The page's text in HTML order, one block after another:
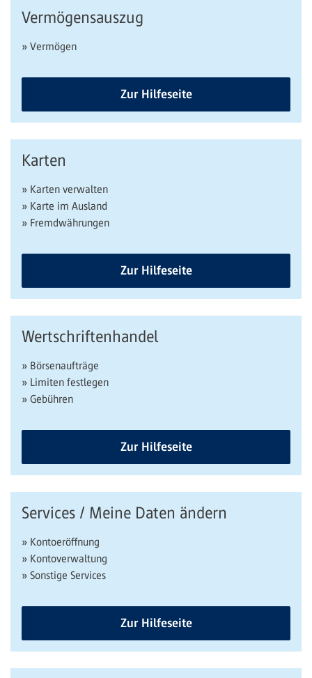
Vermögensauszug
» Vermögen
Zur Hilfeseite
Karten
» Karten verwalten
» Karte im Ausland
» Fremdwährungen
Zur Hilfeseite
Wertschriftenhandel
» Börsenaufträge
» Limiten festlegen
» Gebühren
Zur Hilfeseite
Services / Meine Daten ändern
» Kontoeröffnung
» Kontoverwaltung
» Sonstige Services
Zur Hilfeseite